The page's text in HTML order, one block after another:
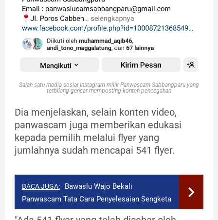
Salah satu media sosial Instagram milik Panwascam Sabbangparu yang
terbilang gencar memposting konten pencegahan
Dia menjelaskan, selain konten video,
panwascam juga memberikan edukasi
kepada pemilih melalui flyer yang
jumlahnya sudah mencapai 541 flyer.
BACA JUGA:
Bawaslu Wajo Bekali
Panwascam Tata Cara Penyelesaian Sengketa